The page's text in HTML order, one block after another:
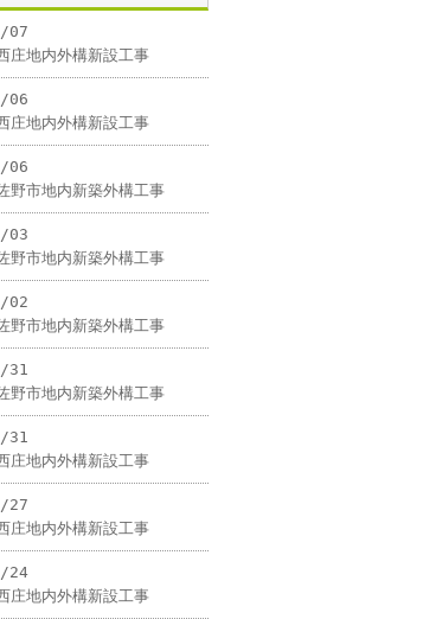
07
庄地内外構新設工事
06
庄地内外構新設工事
06
野市地内新築外構工事
03
野市地内新築外構工事
02
野市地内新築外構工事
31
野市地内新築外構工事
31
庄地内外構新設工事
27
庄地内外構新設工事
24
庄地内外構新設工事